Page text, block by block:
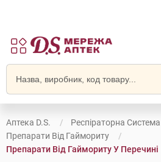
Аптека D.S.
Респіраторна Система
Препарати Від Гаймориту
Препарати Від Гаймориту У Перечині